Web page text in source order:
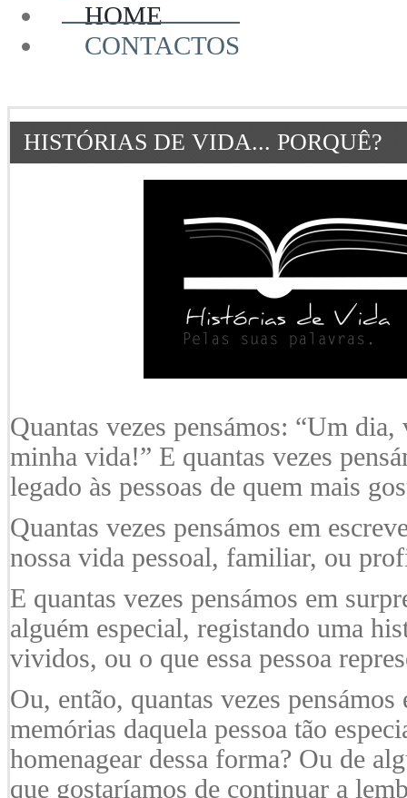
HOME
CONTACTOS
HISTÓRIAS DE VIDA... PORQUÊ?
Quantas vezes pensámos: “Um dia,
minha vida!” E quantas vezes
legado às pessoas de quem mais
Quantas vezes pensámos em
nossa vida pessoal, familiar, ou
E quantas vezes pensámos em
alguém especial, registando uma
vividos, ou o que essa pessoa
Ou, então, quantas vezes
memórias daquela pessoa tão
homenagear dessa forma? Ou de
que gostaríamos de continuar a